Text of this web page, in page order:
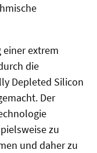
einer extrem
die
Depleted Silicon
Der
zu
und daher zu